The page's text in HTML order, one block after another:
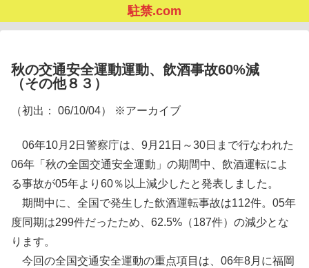
駐禁.com
秋の交通安全運動運動、飲酒事故60%減
（その他８３）
（初出： 06/10/04） ※アーカイブ
06年10月2日警察庁は、9月21日～30日まで行なわれた
06年「秋の全国交通安全運動」の期間中、飲酒運転によ
る事故が05年より60％以上減少したと発表しました。
期間中に、全国で発生した飲酒運転事故は112件。05年
度同期は299件だったため、62.5%（187件）の減少とな
ります。
今回の全国交通安全運動の重点項目は、06年8月に福岡